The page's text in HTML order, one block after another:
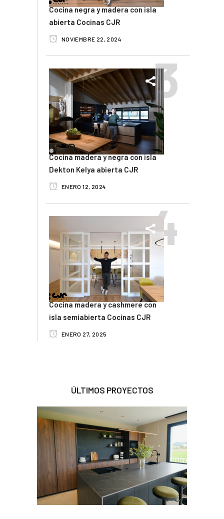
Cocina negra y madera con isla
abierta Cocinas CJR
NOVIEMBRE 22, 2024
Cocina madera y negra con isla
Dekton Kelya abierta CJR
ENERO 12, 2024
Cocina madera y cashmere con
isla semiabierta Cocinas CJR
ENERO 27, 2025
ÚLTIMOS PROYECTOS